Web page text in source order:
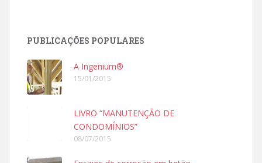
PUBLICAÇÕES POPULARES
A Ingenium®
15/01/2015
LIVRO “MANUTENÇÃO DE
CONDOMÍNIOS”
08/07/2015